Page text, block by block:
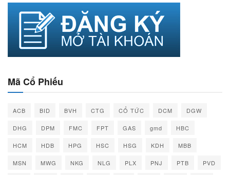
Mã Cổ Phiếu
ACB BID BVH CTG CỔ TỨC DCM DGW
DHG DPM FMC FPT GAS gmd HBC
HCM HDB HPG HSC HSG KDH MBB
MSN MWG NKG NLG PLX PNJ PTB PVD